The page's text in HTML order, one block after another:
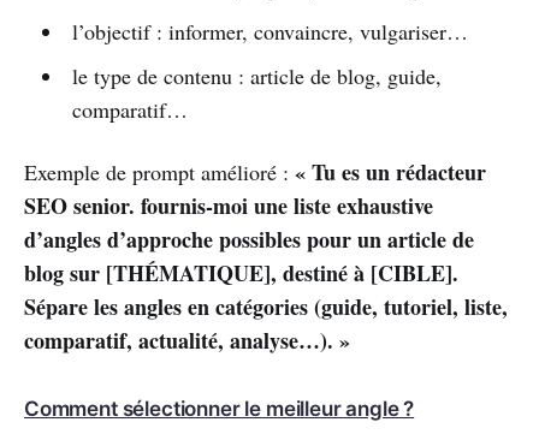
l’objectif : informer, convaincre, vulgariser…
le type de contenu : article de blog, guide,
comparatif…
Exemple de prompt amélioré : « Tu es un rédacteur
SEO senior. fournis-moi une liste exhaustive
d’angles d’approche possibles pour un article de
blog sur [THÉMATIQUE], destiné à [CIBLE].
Sépare les angles en catégories (guide, tutoriel, liste,
comparatif, actualité, analyse…). »
Comment sélectionner le meilleur angle ?